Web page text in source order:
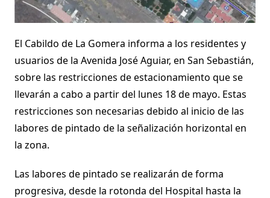
El Cabildo de La Gomera informa a los residentes y
usuarios de la Avenida José Aguiar, en San Sebastián,
sobre las restricciones de estacionamiento que se
llevarán a cabo a partir del lunes 18 de mayo. Estas
restricciones son necesarias debido al inicio de las
labores de pintado de la señalización horizontal en
la zona.
Las labores de pintado se realizarán de forma
progresiva, desde la rotonda del Hospital hasta la